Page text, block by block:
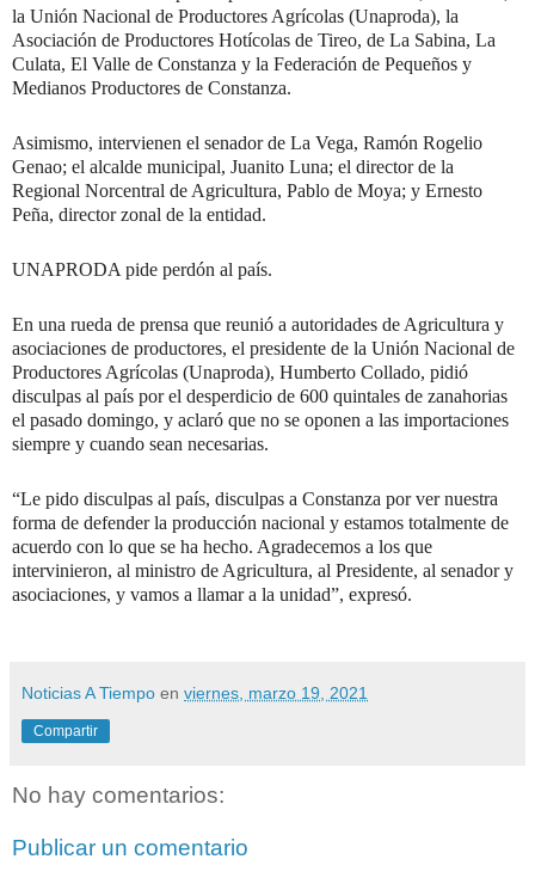
la Unión Nacional de Productores Agrícolas (Unaproda), la
Asociación de Productores Hotícolas de Tireo, de La Sabina, La
Culata, El Valle de Constanza y la Federación de Pequeños y
Medianos Productores de Constanza.
Asimismo, intervienen el senador de La Vega, Ramón Rogelio
Genao; el alcalde municipal, Juanito Luna; el director de la
Regional Norcentral de Agricultura, Pablo de Moya; y Ernesto
Peña, director zonal de la entidad.
UNAPRODA pide perdón al país.
En una rueda de prensa que reunió a autoridades de Agricultura y
asociaciones de productores, el presidente de la Unión Nacional de
Productores Agrícolas (Unaproda), Humberto Collado, pidió
disculpas al país por el desperdicio de 600 quintales de zanahorias
el pasado domingo, y aclaró que no se oponen a las importaciones
siempre y cuando sean necesarias.
“Le pido disculpas al país, disculpas a Constanza por ver nuestra
forma de defender la producción nacional y estamos totalmente de
acuerdo con lo que se ha hecho. Agradecemos a los que
intervinieron, al ministro de Agricultura, al Presidente, al senador y
asociaciones, y vamos a llamar a la unidad”, expresó.
Noticias A Tiempo en viernes, marzo 19, 2021
Compartir
No hay comentarios:
Publicar un comentario